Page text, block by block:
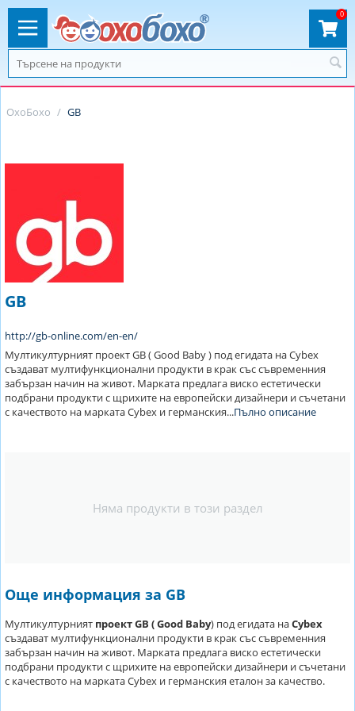
0
ОхоБохо / GB
GB
http://gb-online.com/en-en/
Mултикултурният проект GB ( Good Baby ) под егидата на Cybex
създават мултифункционални продукти в крак със съвременния
забързан начин на живот. Марката предлага виско естетически
подбрани продукти с щрихите на европейски дизайнери и съчетани
с качеството на марката Cybex и германския...Пълно описание
Няма продукти в този раздел
Още информация за GB
Mултикултурният проект GB ( Good Baby) под егидата наCybex
създават мултифункционални продукти в крак със съвременния
забързан начин на живот. Марката предлага виско естетически
подбрани продукти с щрихите на европейски дизайнери и съчетани
с качеството на марката Cybex и германския еталон за качество.